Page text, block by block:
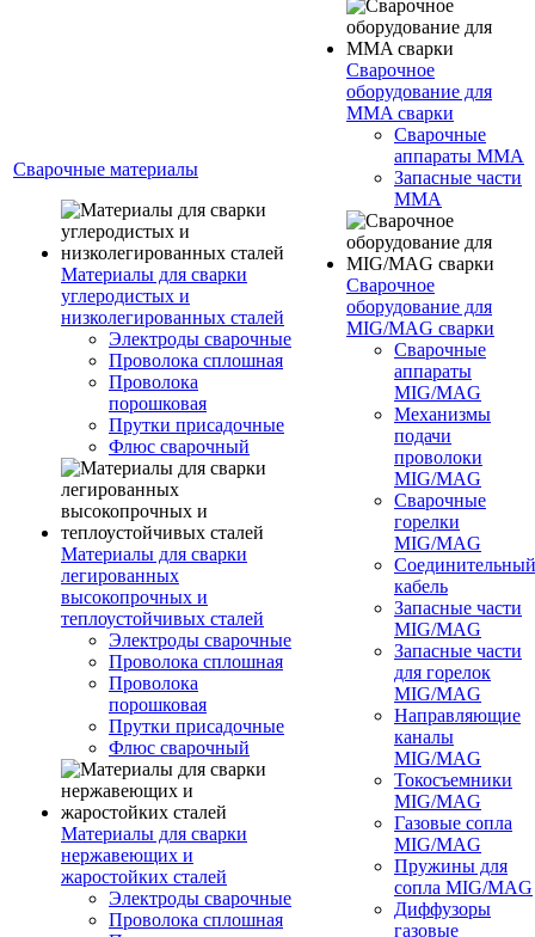
Сварочные материалы
Материалы для сварки
углеродистых и
низколегированных сталей
Электроды сварочные
Проволока сплошная
Проволока
порошковая
Прутки присадочные
Флюс сварочный
Материалы для сварки
легированных
высокопрочных и
теплоустойчивых сталей
Электроды сварочные
Проволока сплошная
Проволока
порошковая
Прутки присадочные
Флюс сварочный
Материалы для сварки
нержавеющих и
жаростойких сталей
Электроды сварочные
Проволока сплошная
Сварочное
оборудование для
MMA сварки
Сварочные
аппараты MMA
Запасные части
MMA
Сварочное
оборудование для
MIG/MAG сварки
Сварочные
аппараты
MIG/MAG
Механизмы
подачи
проволоки
MIG/MAG
Сварочные
горелки
MIG/MAG
Соединительный
кабель
Запасные части
MIG/MAG
Запасные части
для горелок
MIG/MAG
Направляющие
каналы
MIG/MAG
Токосъемники
MIG/MAG
Газовые сопла
MIG/MAG
Пружины для
сопла MIG/MAG
Диффузоры
газовые